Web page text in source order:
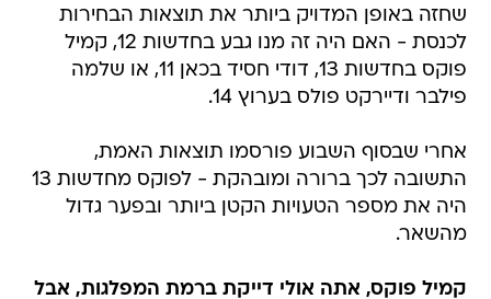
שחזה באופן המדויק ביותר את תוצאות הבחירות
לכנסת - האם היה זה מנו גבע בחדשות 12, קמיל
פוקס בחדשות 13, דודי חסיד בכאן 11, או שלמה
פילבר ודיירקט פולס בערוץ 14.
אחרי שבסוף השבוע פורסמו תוצאות האמת,
התשובה לכך ברורה ומובהקת - לפוקס מחדשות 13
היה את מספר הטעויות הקטן ביותר ובפער גדול
מהשאר.
קמיל פוקס, אתה אולי דייקת ברמת המפלגות, אבל